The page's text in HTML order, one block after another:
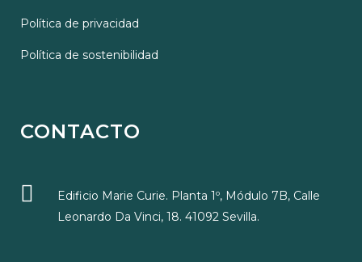
Política de privacidad
Política de sostenibilidad
CONTACTO
Edificio Marie Curie. Planta 1º, Módulo 7B, Calle
Leonardo Da Vinci, 18. 41092 Sevilla.